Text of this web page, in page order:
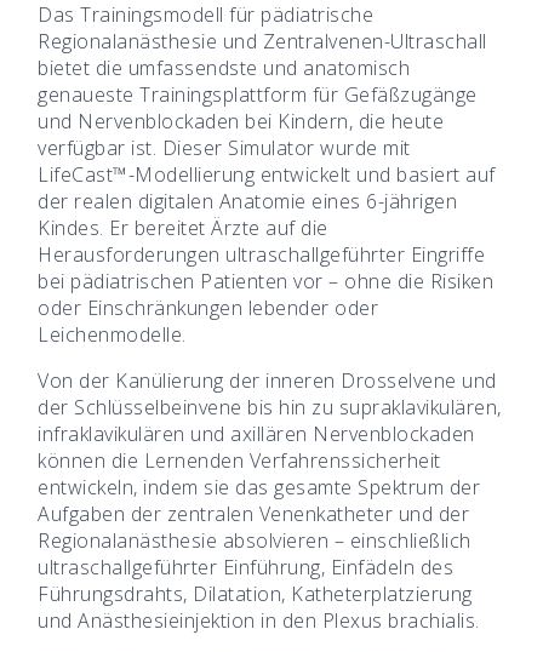
Das Trainingsmodell für pädiatrische
Regionalanästhesie und Zentralvenen-Ultraschall
bietet die umfassendste und anatomisch
genaueste Trainingsplattform für Gefäßzugänge
und Nervenblockaden bei Kindern, die heute
verfügbar ist. Dieser Simulator wurde mit
LifeCast™-Modellierung entwickelt und basiert auf
der realen digitalen Anatomie eines 6-jährigen
Kindes. Er bereitet Ärzte auf die
Herausforderungen ultraschallgeführter Eingriffe
bei pädiatrischen Patienten vor – ohne die Risiken
oder Einschränkungen lebender oder
Leichenmodelle.
Von der Kanülierung der inneren Drosselvene und
der Schlüsselbeinvene bis hin zu supraklavikulären,
infraklavikulären und axillären Nervenblockaden
können die Lernenden Verfahrenssicherheit
entwickeln, indem sie das gesamte Spektrum der
Aufgaben der zentralen Venenkatheter und der
Regionalanästhesie absolvieren – einschließlich
ultraschallgeführter Einführung, Einfädeln des
Führungsdrahts, Dilatation, Katheterplatzierung
und Anästhesieinjektion in den Plexus brachialis.